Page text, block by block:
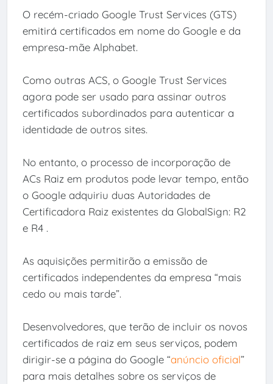
O recém-criado Google Trust Services (GTS)
emitirá certificados em nome do Google e da
empresa-mãe Alphabet.
Como outras ACS, o Google Trust Services
agora pode ser usado para assinar outros
certificados subordinados para autenticar a
identidade de outros sites.
No entanto, o processo de incorporação de
ACs Raiz em produtos pode levar tempo, então
o Google adquiriu duas Autoridades de
Certificadora Raiz existentes da GlobalSign: R2
e R4 .
As aquisições permitirão a emissão de
certificados independentes da empresa “mais
cedo ou mais tarde”.
Desenvolvedores, que terão de incluir os novos
certificados de raiz em seus serviços, podem
dirigir-se a página do Google “anúncio oficial”
para mais detalhes sobre os serviços de